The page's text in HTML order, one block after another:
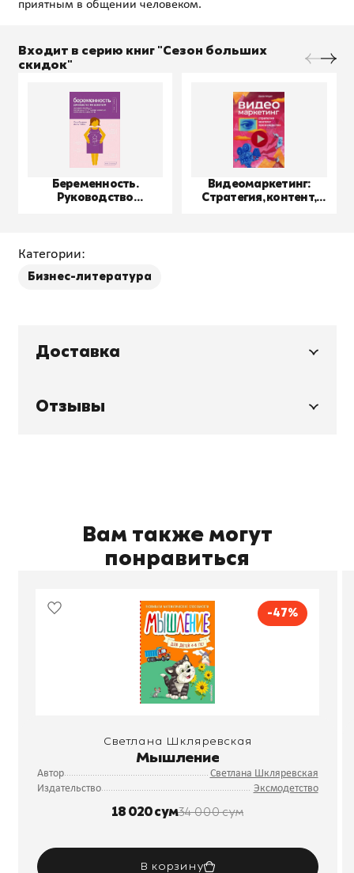
Входит в серию книг "Сезон больших
скидок"
Беременность.
Руководство
Видеомаркетинг:
Стратегия, контент,
Категории:
Бизнес-литература
Доставка
Отзывы
Вам также могут
понравиться
-47%
Светлана Шкляревская
Мышление
Автор
Светлана Шкляревская
Издательство
Эксмодетство
18 020 сум34 000 сум
В корзину